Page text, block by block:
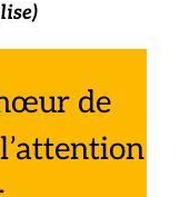
de